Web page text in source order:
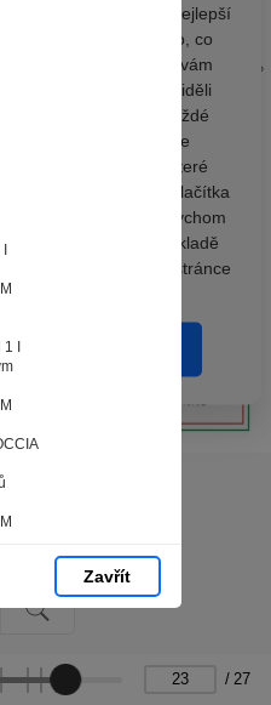
I
Zavřít
/ 27
nakupování bylo co nejlepší
rychle našli to, co
a nezobrazovaly se vám
Abyste web viděli
a nemuseli se pokaždé
souhlas se
- malých souborů, které
Stisknutím tlačítka
cookies tak, abychom
užitečné služby na základě
kdykoli změnit na stránce
údajů.